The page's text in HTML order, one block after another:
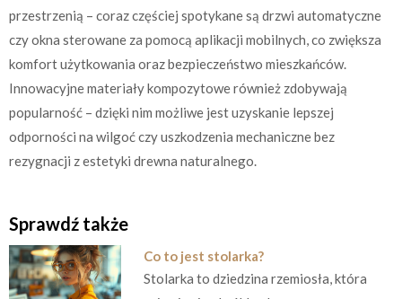
przestrzenią – coraz częściej spotykane są drzwi automatyczne
czy okna sterowane za pomocą aplikacji mobilnych, co zwiększa
komfort użytkowania oraz bezpieczeństwo mieszkańców.
Innowacyjne materiały kompozytowe również zdobywają
popularność – dzięki nim możliwe jest uzyskanie lepszej
odporności na wilgoć czy uszkodzenia mechaniczne bez
rezygnacji z estetyki drewna naturalnego.
Sprawdź także
Co to jest stolarka?
Stolarka to dziedzina rzemiosła, która